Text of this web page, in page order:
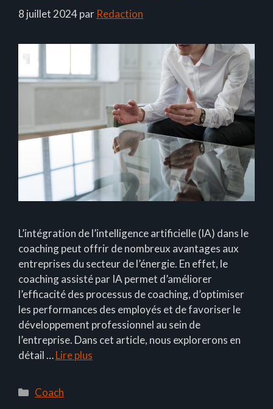
8 juillet 2024par Redaction
L’intégration de l’intelligence artificielle (IA) dans le
coaching peut offrir de nombreux avantages aux
entreprises du secteur de l’énergie. En effet, le
coaching assisté par IA permet d’améliorer
l’efficacité des processus de coaching, d’optimiser
les performances des employés et de favoriser le
développement professionnel au sein de
l’entreprise. Dans cet article, nous explorerons en
détail …Lire plus
Catégories
Coach